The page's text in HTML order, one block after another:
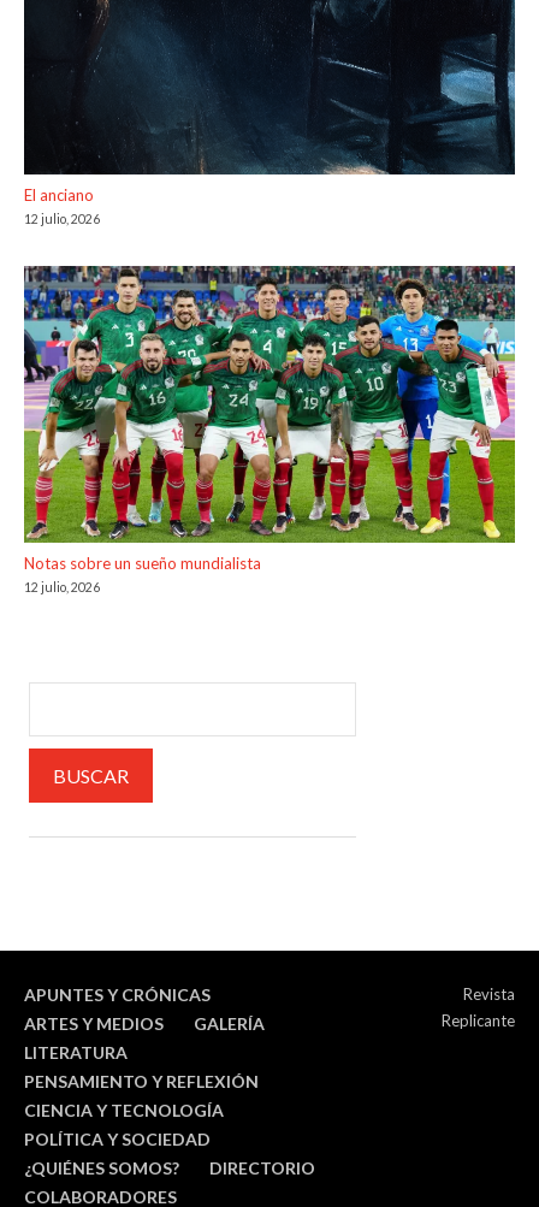
El anciano
12 julio, 2026
Notas sobre un sueño mundialista
12 julio, 2026
APUNTES Y CRÓNICAS
ARTES Y MEDIOS
GALERÍA
LITERATURA
PENSAMIENTO Y REFLEXIÓN
CIENCIA Y TECNOLOGÍA
POLÍTICA Y SOCIEDAD
¿QUIÉNES SOMOS?
DIRECTORIO
COLABORADORES
Revista
Replicante